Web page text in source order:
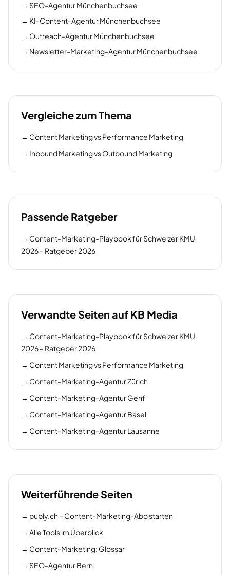
→ SEO-Agentur Münchenbuchsee
→ KI-Content-Agentur Münchenbuchsee
→ Outreach-Agentur Münchenbuchsee
→ Newsletter-Marketing-Agentur Münchenbuchsee
Vergleiche zum Thema
→ Content Marketing vs Performance Marketing
→ Inbound Marketing vs Outbound Marketing
Passende Ratgeber
→ Content-Marketing-Playbook für Schweizer KMU
2026 – Ratgeber 2026
Verwandte Seiten auf KB Media
→ Content-Marketing-Playbook für Schweizer KMU
2026 – Ratgeber 2026
→ Content Marketing vs Performance Marketing
→ Content-Marketing-Agentur Zürich
→ Content-Marketing-Agentur Genf
→ Content-Marketing-Agentur Basel
→ Content-Marketing-Agentur Lausanne
Weiterführende Seiten
→ publy.ch – Content-Marketing-Abo starten
→ Alle Tools im Überblick
→ Content-Marketing: Glossar
→ SEO-Agentur Bern